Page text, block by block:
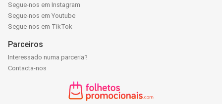
Segue-nos em Instagram
Segue-nos em Youtube
Segue-nos em TikTok
Parceiros
Interessado numa parceria?
Contacta-nos